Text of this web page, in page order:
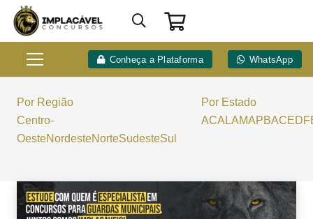
Conheça a Plataforma WhatsApp
Por Região
Centro-
OesteNordesteNorteSudesteSul
Por Estado
ACALAMAPBACEDF